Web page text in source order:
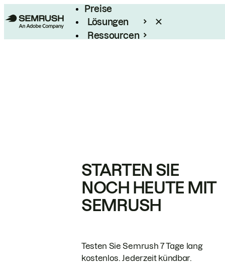
Preise
Lösungen
Ressourcen
STARTEN SIE
NOCH HEUTE MIT
SEMRUSH
Testen Sie Semrush 7 Tage lang
kostenlos. Jederzeit kündbar.